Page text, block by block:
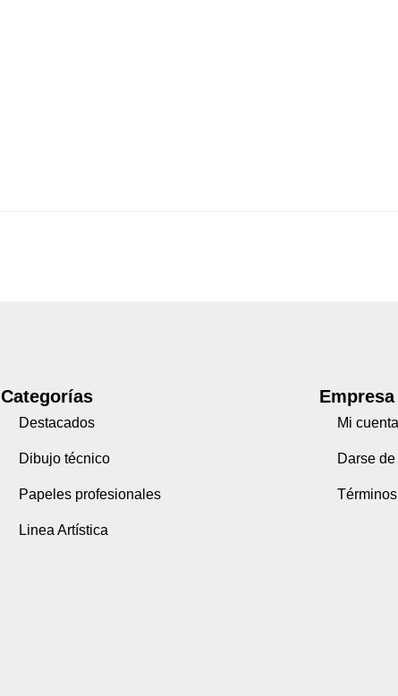
Categorías
Destacados
Dibujo técnico
Papeles profesionales
Linea Artística
Empresa
Mi
Darse